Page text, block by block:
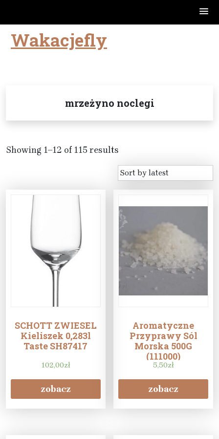
SkipWakacjefly
mrzeżyno noclegi
Showing 1–12 of 115 results
SCHOTT ZWIESEL
Kieliszek 0,283l
Taste SH87417
102,00zł
zobacz
Aromatyczne
Przyprawy Sól
Morska 500G
(111000)
5,50zł
zobacz